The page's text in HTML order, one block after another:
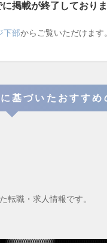
掲載が終了しておりま
下部からご覧いただけます。
基づいたおすすめ
転職・求人情報です。